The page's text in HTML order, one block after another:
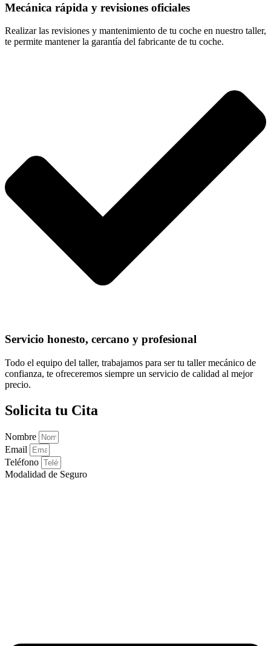
Mecánica rápida y revisiones oficiales
Realizar las revisiones y mantenimiento de tu coche en nuestro taller,
te permite mantener la garantía del fabricante de tu coche.
Servicio honesto, cercano y profesional
Todo el equipo del taller, trabajamos para ser tu taller mecánico de
confianza, te ofreceremos siempre un servicio de calidad al mejor
precio.
Solicita tu Cita
Nombre
Email
Teléfono
Modalidad de Seguro